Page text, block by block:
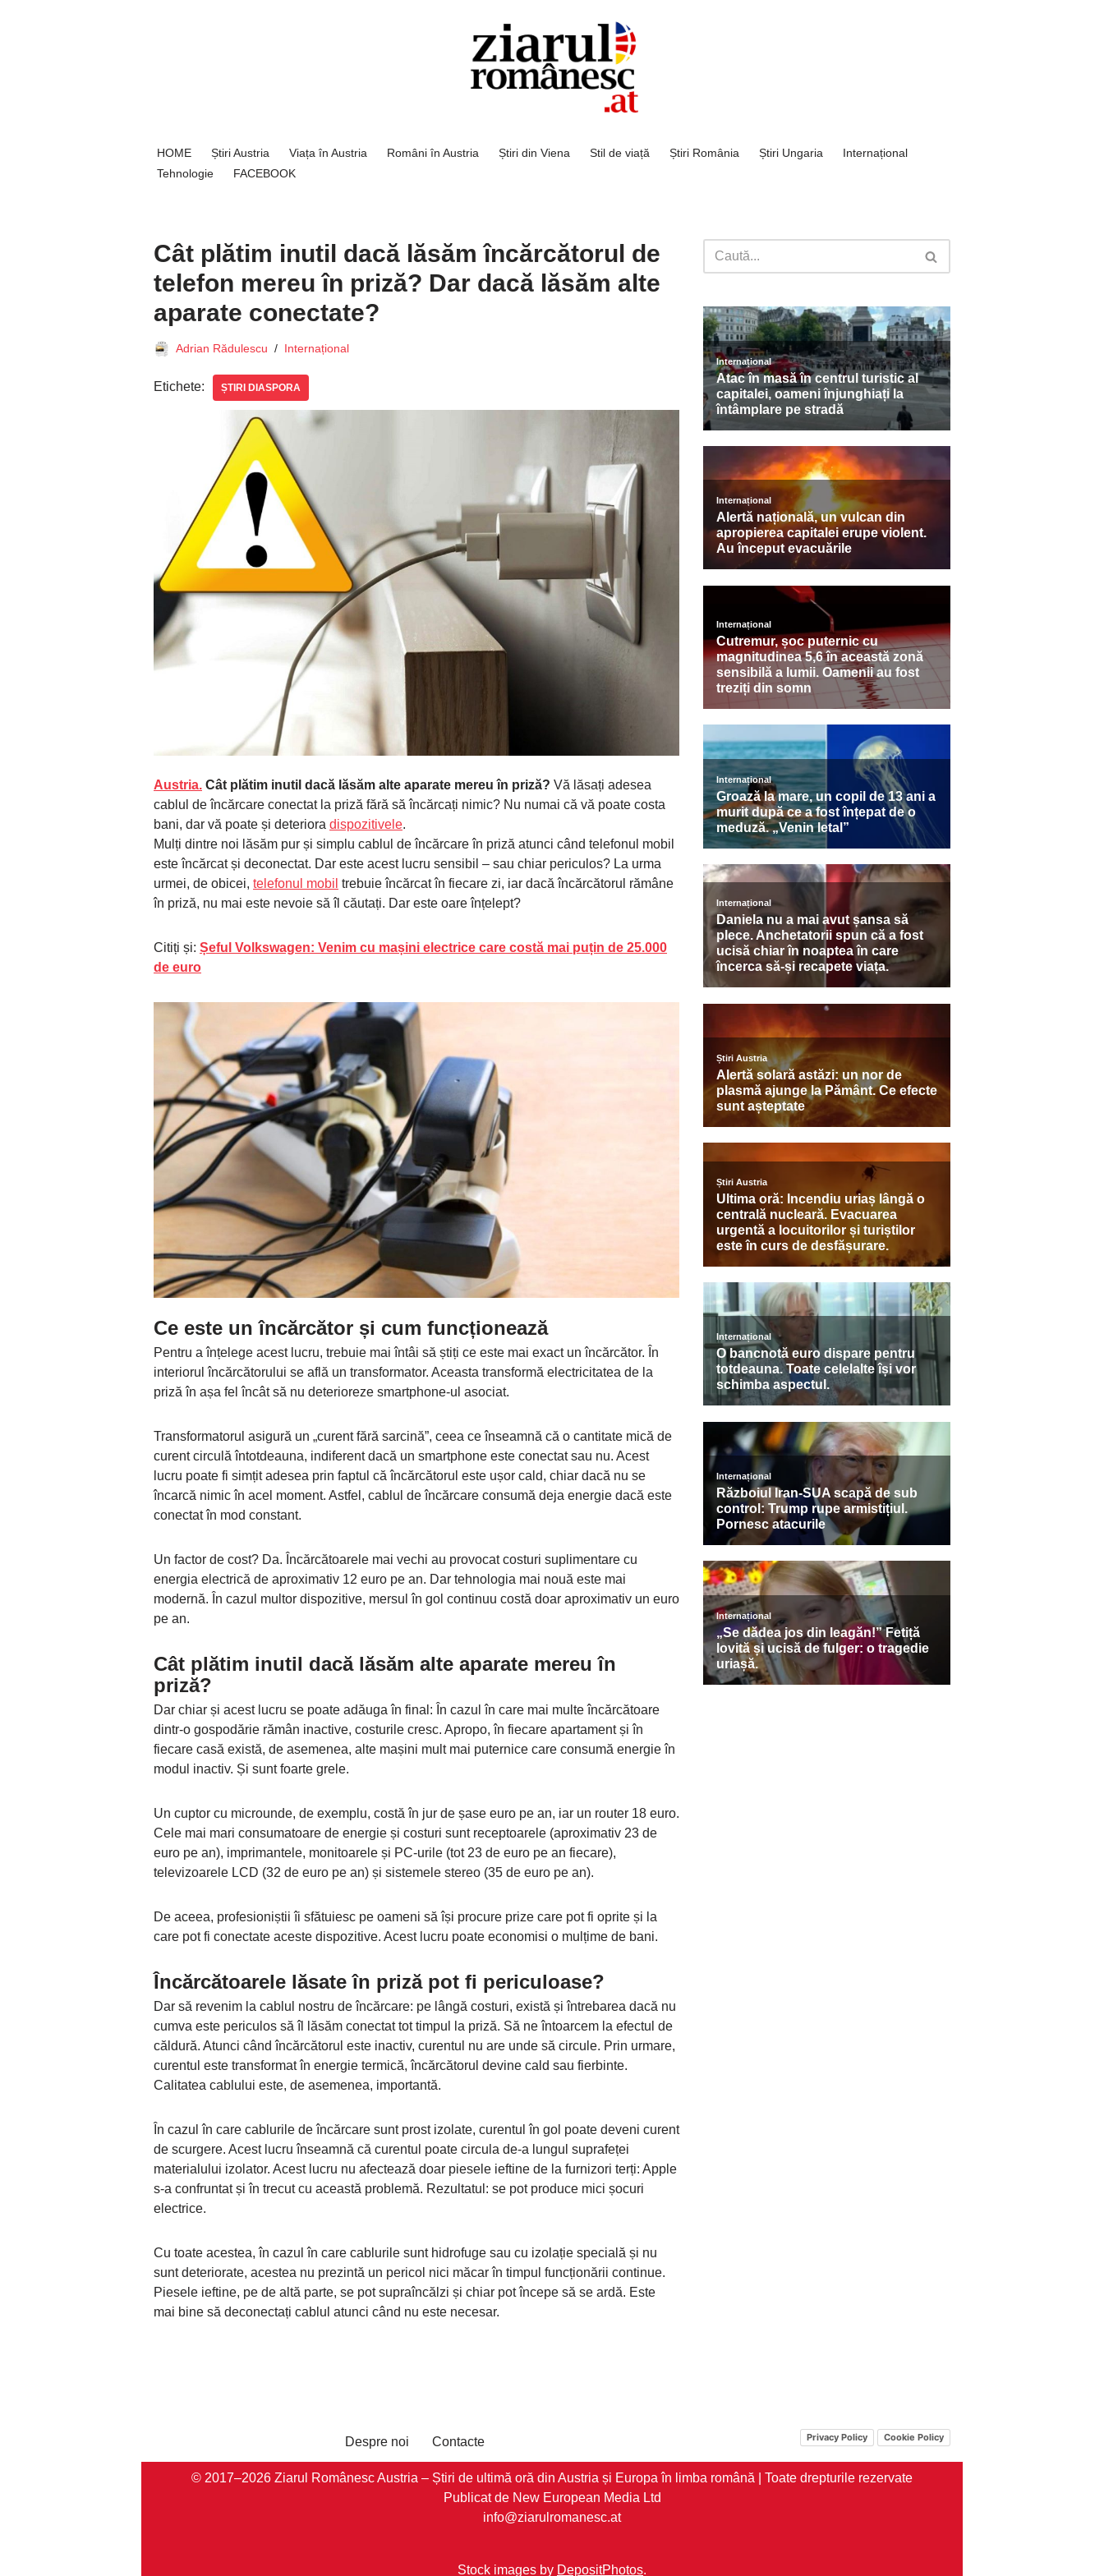
HOME Știri Austria Viața în Austria Români în Austria Știri din Viena Stil de viață Știri România Știri Ungaria
Internațional
Tehnologie
FACEBOOK
Cât plătim inutil dacă lăsăm încărcătorul de
telefon mereu în priză? Dar dacă lăsăm alte
aparate conectate?
Adrian Rădulescu Internațional
Etichete: ȘTIRI DIASPORA
Austria. Cât plătim inutil dacă lăsăm alte aparate mereu în priză? Vă lăsați adesea
cablul de încărcare conectat la priză fără să încărcați nimic? Nu numai că vă poate costa
bani, dar vă poate și deteriora dispozitivele.
Mulți dintre noi lăsăm pur și simplu cablul de încărcare în priză atunci când telefonul mobil
este încărcat și deconectat. Dar este acest lucru sensibil – sau chiar periculos? La urma
urmei, de obicei, telefonul mobil trebuie încărcat în fiecare zi, iar dacă încărcătorul rămâne
în priză, nu mai este nevoie să îl căutați. Dar este oare înțelept?
Citiți și: Șeful Volkswagen: Venim cu mașini electrice care costă mai puțin de 25.000
de euro
Ce este un încărcător și cum funcționează
Pentru a înțelege acest lucru, trebuie mai întâi să știți ce este mai exact un încărcător. În
interiorul încărcătorului se află un transformator. Aceasta transformă electricitatea de la
priză în așa fel încât să nu deterioreze smartphone-ul asociat.
Transformatorul asigură un „curent fără sarcină”, ceea ce înseamnă că o cantitate mică de
curent circulă întotdeauna, indiferent dacă un smartphone este conectat sau nu. Acest
lucru poate fi simțit adesea prin faptul că încărcătorul este ușor cald, chiar dacă nu se
încarcă nimic în acel moment. Astfel, cablul de încărcare consumă deja energie dacă este
conectat în mod constant.
Un factor de cost? Da. Încărcătoarele mai vechi au provocat costuri suplimentare cu
energia electrică de aproximativ 12 euro pe an. Dar tehnologia mai nouă este mai
modernă. În cazul multor dispozitive, mersul în gol continuu costă doar aproximativ un euro
pe an.
Cât plătim inutil dacă lăsăm alte aparate mereu în
priză?
Dar chiar și acest lucru se poate adăuga în final: În cazul în care mai multe încărcătoare
dintr-o gospodărie rămân inactive, costurile cresc. Apropo, în fiecare apartament și în
fiecare casă există, de asemenea, alte mașini mult mai puternice care consumă energie în
modul inactiv. Și sunt foarte grele.
Un cuptor cu microunde, de exemplu, costă în jur de șase euro pe an, iar un router 18 euro.
Cele mai mari consumatoare de energie și costuri sunt receptoarele (aproximativ 23 de
euro pe an), imprimantele, monitoarele și PC-urile (tot 23 de euro pe an fiecare),
televizoarele LCD (32 de euro pe an) și sistemele stereo (35 de euro pe an).
De aceea, profesioniștii îi sfătuiesc pe oameni să își procure prize care pot fi oprite și la
care pot fi conectate aceste dispozitive. Acest lucru poate economisi o mulțime de bani.
Încărcătoarele lăsate în priză pot fi periculoase?
Dar să revenim la cablul nostru de încărcare: pe lângă costuri, există și întrebarea dacă nu
cumva este periculos să îl lăsăm conectat tot timpul la priză. Să ne întoarcem la efectul de
căldură. Atunci când încărcătorul este inactiv, curentul nu are unde să circule. Prin urmare,
curentul este transformat în energie termică, încărcătorul devine cald sau fierbinte.
Calitatea cablului este, de asemenea, importantă.
În cazul în care cablurile de încărcare sunt prost izolate, curentul în gol poate deveni curent
de scurgere. Acest lucru înseamnă că curentul poate circula de-a lungul suprafeței
materialului izolator. Acest lucru nu afectează doar piesele ieftine de la furnizori terți: Apple
s-a confruntat și în trecut cu această problemă. Rezultatul: se pot produce mici șocuri
electrice.
Cu toate acestea, în cazul în care cablurile sunt hidrofuge sau cu izolație specială și nu
sunt deteriorate, acestea nu prezintă un pericol nici măcar în timpul funcționării continue.
Piesele ieftine, pe de altă parte, se pot supraîncălzi și chiar pot începe să se ardă. Este
mai bine să deconectați cablul atunci când nu este necesar.
Despre noi Contacte Privacy Policy Cookie Policy
© 2017–2026 Ziarul Românesc Austria – Știri de ultimă oră din Austria și Europa în limba română | Toate drepturile rezervate
Publicat de New European Media Ltd
info@ziarulromanesc.at
Stock images by DepositPhotos.